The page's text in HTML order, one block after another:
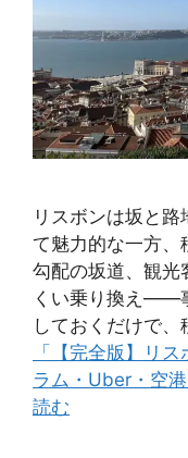
リスボンは坂と
て魅力的な一方、
勾配の坂道、観光
くい乗り換え——
しておくだけで、
「【完全版】リ
ラム・Uber・空
読む